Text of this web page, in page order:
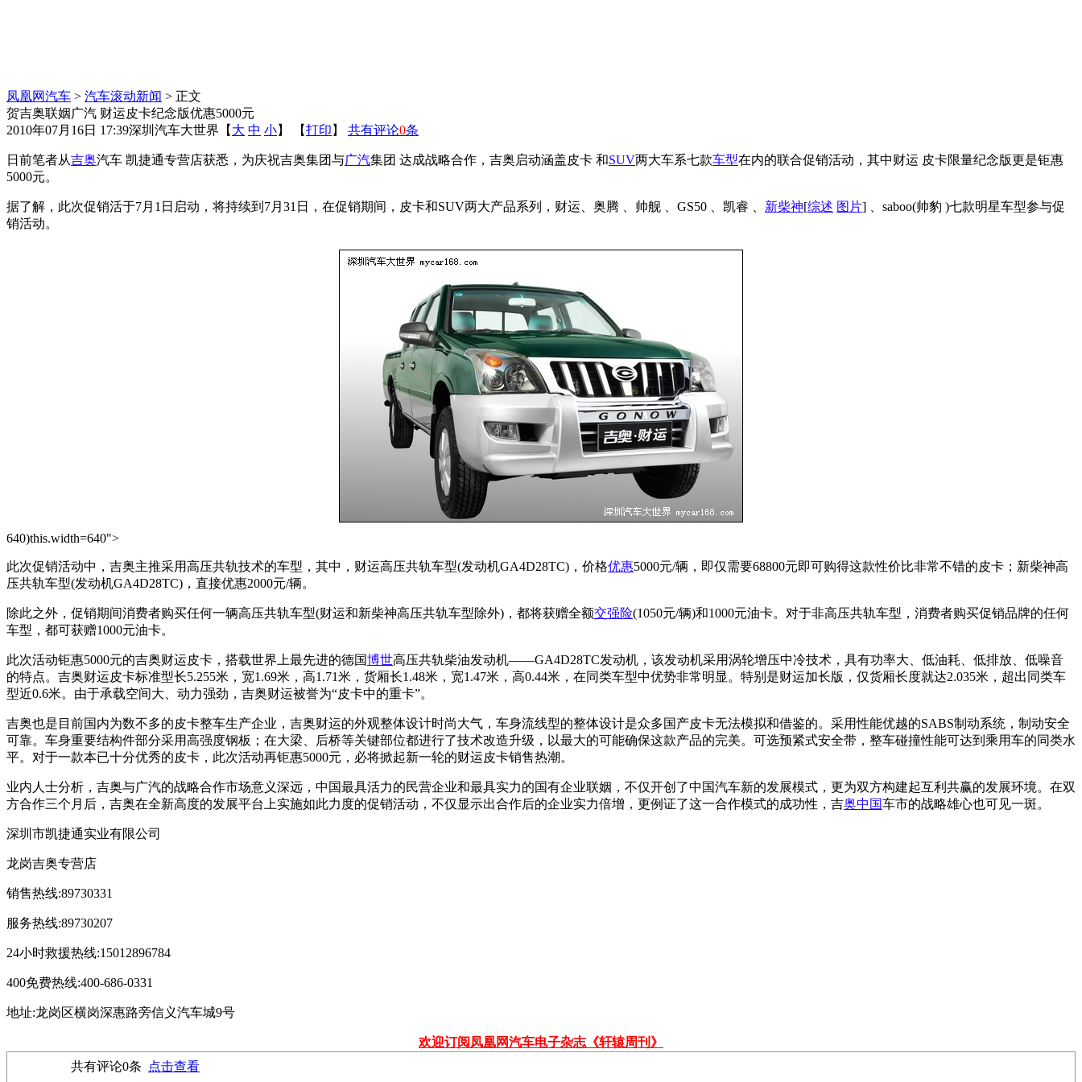
凤凰网汽车 > 汽车滚动新闻 > 正文
贺吉奥联姻广汽 财运皮卡纪念版优惠5000元
2010年07月16日 17:39深圳汽车大世界 【 大 中 小】 【打印 】 共有评论0条
日前笔者从吉奥汽车 凯捷通专营店获悉，为庆祝吉奥集团与广汽集团 达成战略合作，吉奥启动涵盖皮卡 和SUV两大车系七款车型在内的联合促销活动，其中财运 皮卡限量纪念版更是钜惠
5000元。
据了解，此次促销活于7月1日启动，将持续到7月31日，在促销期间，皮卡和SUV两大产品系列，财运、奥腾 、帅舰 、GS50 、凯睿 、 新柴神[综述 图片] 、saboo(帅豹 )七款明星车型参与促
销活动。
640)this.width=640">
此次促销活动中，吉奥主推采用高压共轨技术的车型，其中，财运高压共轨车型(发动机GA4D28TC)，价格优惠5000元/辆，即仅需要68800元即可购得这款性价比非常不错的皮卡；新柴神高
压共轨车型(发动机GA4D28TC)，直接优惠2000元/辆。
除此之外，促销期间消费者购买任何一辆高压共轨车型(财运和新柴神高压共轨车型除外)，都将获赠全额交强险(1050元/辆)和1000元油卡。对于非高压共轨车型，消费者购买促销品牌的任何
车型，都可获赠1000元油卡。
此次活动钜惠5000元的吉奥财运皮卡，搭载世界上最先进的德国博世高压共轨柴油发动机――GA4D28TC发动机，该发动机采用涡轮增压中冷技术，具有功率大、低油耗、低排放、低噪音
的特点。吉奥财运皮卡标准型长5.255米，宽1.69米，高1.71米，货厢长1.48米，宽1.47米，高0.44米，在同类车型中优势非常明显。特别是财运加长版，仅货厢长度就达2.035米，超出同类车
型近0.6米。由于承载空间大、动力强劲，吉奥财运被誉为“皮卡中的重卡”。
吉奥也是目前国内为数不多的皮卡整车生产企业，吉奥财运的外观整体设计时尚大气，车身流线型的整体设计是众多国产皮卡无法模拟和借鉴的。采用性能优越的SABS制动系统，制动安全
可靠。车身重要结构件部分采用高强度钢板；在大梁、后桥等关键部位都进行了技术改造升级，以最大的可能确保这款产品的完美。可选预紧式安全带，整车碰撞性能可达到乘用车的同类水
平。对于一款本已十分优秀的皮卡，此次活动再钜惠5000元，必将掀起新一轮的财运皮卡销售热潮。
业内人士分析，吉奥与广汽的战略合作市场意义深远，中国最具活力的民营企业和最具实力的国有企业联姻，不仅开创了中国汽车新的发展模式，更为双方构建起互利共赢的发展环境。在双
方合作三个月后，吉奥在全新高度的发展平台上实施如此力度的促销活动，不仅显示出合作后的企业实力倍增，更例证了这一合作模式的成功性，吉奥中国车市的战略雄心也可见一斑。
深圳市凯捷通实业有限公司
龙岗吉奥专营店
销售热线:89730331
服务热线:89730207
24小时救援热线:15012896784
400免费热线:400-686-0331
地址:龙岗区横岗深惠路旁信义汽车城9号
欢迎订阅凤凰网汽车电子杂志《轩辕周刊》
共有评论0条
点击查看